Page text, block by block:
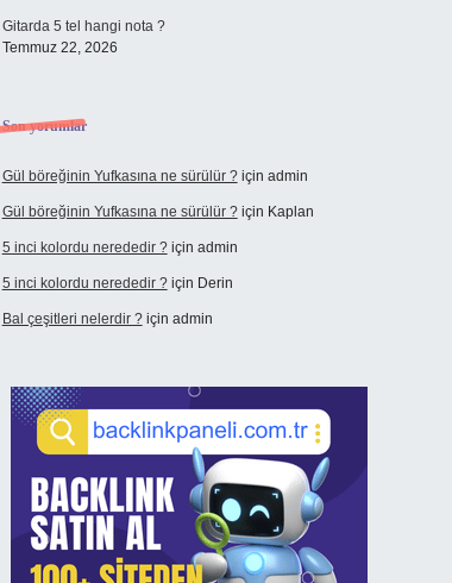
Gitarda 5 tel hangi nota ?
Temmuz 22, 2026
Son yorumlar
Gül böreğinin Yufkasına ne sürülür ?için admin
Gül böreğinin Yufkasına ne sürülür ?için Kaplan
5 inci kolordu nerededir ?için admin
5 inci kolordu nerededir ?için Derin
Bal çeşitleri nelerdir ?için admin